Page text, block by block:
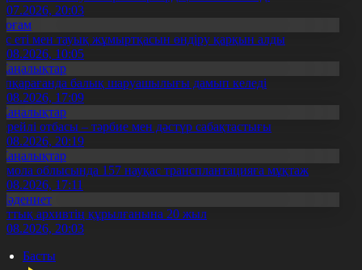
20:03
еті мен тауық жұмыртқасын өндіру қарқын алды
10:05
балық шаруашылығы дамып келеді
17:09
отбасы – тәрбие мен дәстүр сабақтастығы
20:19
облысында 157 науқас трансплантацияға мұқтаж
17:11
архивтің құрылғанына 20 жыл
20:03
Басты